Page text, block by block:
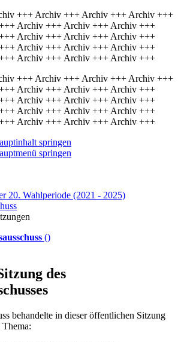
+++ Archiv +++ Archiv +++ Archiv +++
Archiv +++ Archiv +++ Archiv +++
Archiv +++ Archiv +++ Archiv +++
Archiv +++ Archiv +++ Archiv +++
Archiv +++ Archiv +++ Archiv +++
+++ Archiv +++ Archiv +++ Archiv +++
Archiv +++ Archiv +++ Archiv +++
Archiv +++ Archiv +++ Archiv +++
Archiv +++ Archiv +++ Archiv +++
Archiv +++ Archiv +++ Archiv +++
springen
springen
20. Wahlperiode (2021 - 2025)
()
des
behandelte in dieser öffentlichen Sitzung